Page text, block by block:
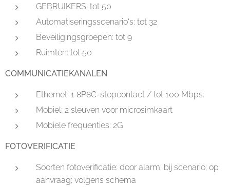
GEBRUIKERS: tot 50
Automatiseringsscenario's: tot 32
Beveiligingsgroepen: tot 9
Ruimten: tot 50
COMMUNICATIEKANALEN
Ethernet: 1 8P8C-stopcontact / tot 100 Mbps.
Mobiel: 2 sleuven voor microsimkaart
Mobiele frequenties: 2G
FOTOVERIFICATIE
Soorten fotoverificatie: door alarm; bij scenario; op
aanvraag; volgens schema